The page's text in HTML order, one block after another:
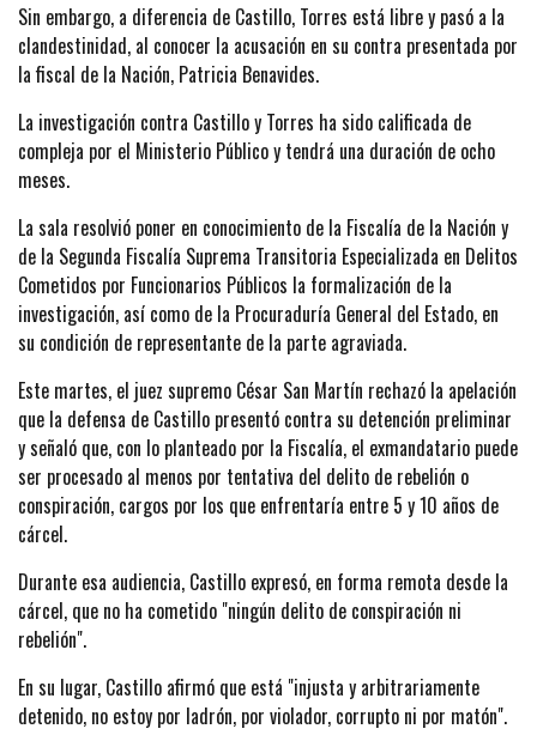
Sin embargo, a diferencia de Castillo, Torres está libre y pasó a la
clandestinidad, al conocer la acusación en su contra presentada por
la fiscal de la Nación, Patricia Benavides.
La investigación contra Castillo y Torres ha sido calificada de
compleja por el Ministerio Público y tendrá una duración de ocho
meses.
La sala resolvió poner en conocimiento de la Fiscalía de la Nación y
de la Segunda Fiscalía Suprema Transitoria Especializada en Delitos
Cometidos por Funcionarios Públicos la formalización de la
investigación, así como de la Procuraduría General del Estado, en
su condición de representante de la parte agraviada.
Este martes, el juez supremo César San Martín rechazó la apelación
que la defensa de Castillo presentó contra su detención preliminar
y señaló que, con lo planteado por la Fiscalía, el exmandatario puede
ser procesado al menos por tentativa del delito de rebelión o
conspiración, cargos por los que enfrentaría entre 5 y 10 años de
cárcel.
Durante esa audiencia, Castillo expresó, en forma remota desde la
cárcel, que no ha cometido "ningún delito de conspiración ni
rebelión".
En su lugar, Castillo afirmó que está "injusta y arbitrariamente
detenido, no estoy por ladrón, por violador, corrupto ni por matón".